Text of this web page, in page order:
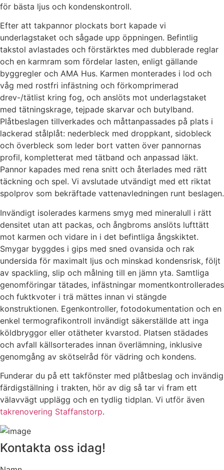
för bästa ljus och kondenskontroll.
Efter att takpannor plockats bort kapade vi
underlagstaket och sågade upp öppningen. Befintlig
takstol avlastades och förstärktes med dubblerade reglar
och en karmram som fördelar lasten, enligt gällande
byggregler och AMA Hus. Karmen monterades i lod och
våg med rostfri infästning och förkomprimerad
drev-/tätlist kring fog, och anslöts mot underlagstaket
med tätningskrage, tejpade skarvar och butylband.
Plåtbeslagen tillverkades och måttanpassades på plats i
lackerad stålplåt: nederbleck med droppkant, sidobleck
och överbleck som leder bort vatten över pannornas
profil, kompletterat med tätband och anpassad läkt.
Pannor kapades med rena snitt och återlades med rätt
täckning och spel. Vi avslutade utvändigt med ett riktat
spolprov som bekräftade vattenavledningen runt beslagen.
Invändigt isolerades karmens smyg med mineralull i rätt
densitet utan att packas, och ångbroms anslöts lufttätt
mot karmen och vidare in i det befintliga ångskiktet.
Smygar byggdes i gips med sned ovansida och rak
undersida för maximalt ljus och minskad kondensrisk, följt
av spackling, slip och målning till en jämn yta. Samtliga
genomföringar tätades, infästningar momentkontrollerades
och fuktkvoter i trä mättes innan vi stängde
konstruktionen. Egenkontroller, fotodokumentation och en
enkel termografikontroll invändigt säkerställde att inga
köldbryggor eller otätheter kvarstod. Platsen städades
och avfall källsorterades innan överlämning, inklusive
genomgång av skötselråd för vädring och kondens.
Funderar du på ett takfönster med plåtbeslag och invändig
färdigställning i trakten, hör av dig så tar vi fram ett
välavvägt upplägg och en tydlig tidplan. Vi utför även
takrenovering Staffanstorp.
Kontakta oss idag!